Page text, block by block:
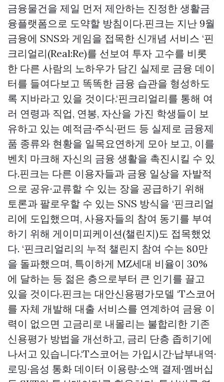
금융물건을 제일 먼저 제안하는 진정한 생활금
융플랫폼으로 도약할 방침이다.핀크는 지난 9월
금융에 SNS와 게임을 접목한 신개념 서비스 ‘핀
크리얼리(Real:Re)를 선보여 투자 고수를 비롯
한 다른 사람의 노하우가 담긴 실제로 금융 데이
터를 들여다보고 똑똑한 금융 습관을 형성하도
록 지바라고 있을 것이다.‘핀크리얼리를 통해 여
러 연령과 직업, 연봉, 자산을 가진 학생들이 보
유하고 있는 예적금·주식·펀드 등 실제로 금융제
품 종류와 현황을 일목요연하게 모아 보고, 이를
벤치 마크해 자신의 금융 생활을 촉진시킬 수 있
다.핀크는 다른 이용자들과 금융 일상을 자발적
으로 공유·교류할 수 있는 장을 공급하기 위해
토론과 팔로우할 수 있는 SNS 방식을 ‘핀크리얼
리에 도입했으며, 사용자들의 참여 동기를 부여
하기 위해 게이미피케이션(챌린지)도 접목했었
다. ‘핀크리얼리의 누적 챌린지 참여 수는 80만
을 돌파했으며, 특이하게 MZ세대 비율이 30%
에 달하는 등 젊은 층으로부터 큰 인기를 끌고
있을 것이다.핀크는 대안신용평가모델 ‘T스코어
를 자체 개발해 대출 서비스를 연계하여 금융 이
력이 없으면 고금리로 내몰리는 불합리한 기존
신용평가 방법을 개선하고, 금리 단층 좁히기에
나서고 있습니다.‘T스코어는 가입시간·납부내역·
로밍·음성 통화 데이터 이용량·소액 결제·멤버십